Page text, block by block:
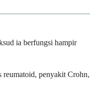
ia berfungsi hampir
reumatoid, penyakit Crohn,